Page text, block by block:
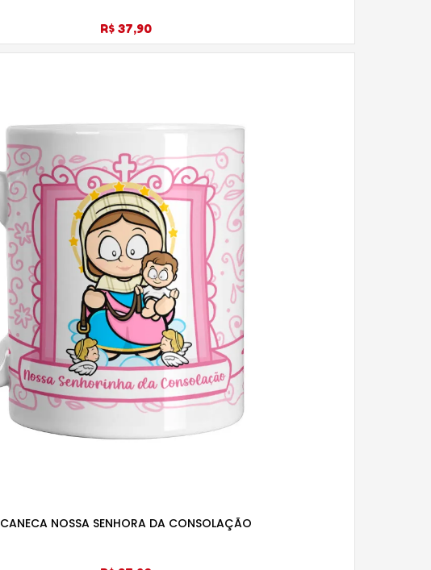
R$ 37,90
CANECA NOSSA SENHORA DA CONSOLAÇÃO